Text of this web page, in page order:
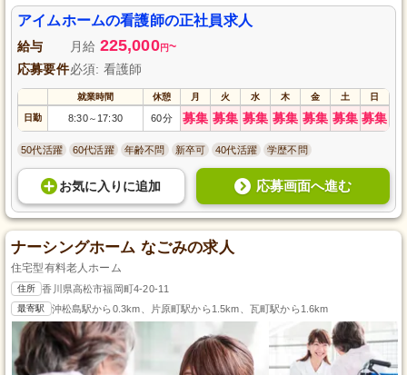
アイムホームの看護師の正社員求人
給与 月給 225,000円~
応募要件必須: 看護師
就業時間 休憩 月 火 水 木 金 土 日
日勤 8:30～ 17:30 60分 募集 募集 募集 募集 募集 募集 募集
50代活躍 60代活躍 年齢不問 新卒可 40代活躍 学歴不問
お気に入り に追加 応募画面へ進む
ナーシングホーム なごみの求人
住宅型有料老人ホーム
住所 香川県高松市福岡町4-20-11
最寄駅 沖松島駅から0.3km、片原町駅から1.5km、瓦町駅から1.6km